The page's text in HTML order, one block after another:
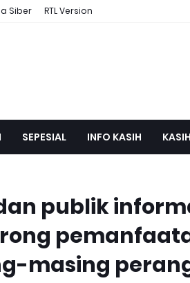
Siber RTL Version
SEPESIAL INFO KASIH
publik
masing